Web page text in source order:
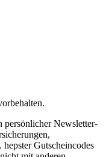
Newsletter-
Gutscheincodes